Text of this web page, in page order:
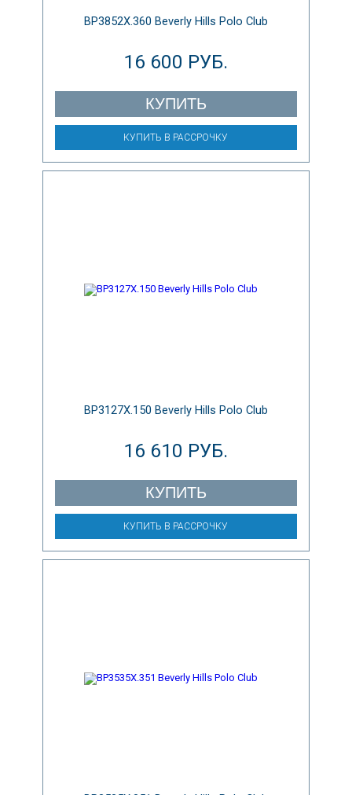
BP3852X.360 Beverly Hills Polo Club
16 600 РУБ.
КУПИТЬ
КУПИТЬ В РАССРОЧКУ
BP3127X.150 Beverly Hills Polo Club
16 610 РУБ.
КУПИТЬ
КУПИТЬ В РАССРОЧКУ